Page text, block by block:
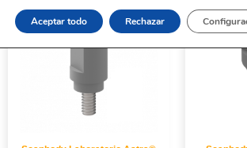
Aceptar todo Rechazar